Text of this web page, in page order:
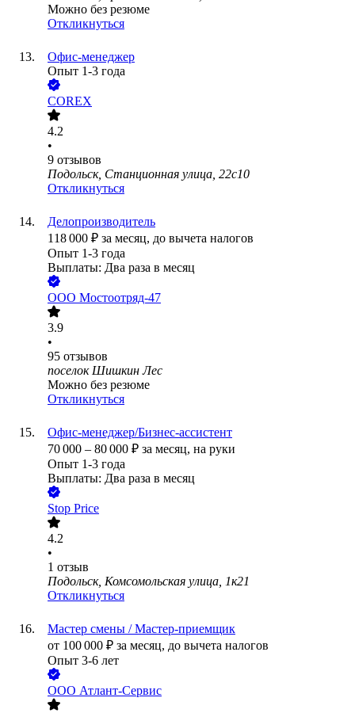
Можно без резюме
Откликнуться
Офис-менеджер
Опыт 1-3 года
COREX
4.2
•
9 отзывов
Подольск, Станционная улица, 22с10
Откликнуться
Делопроизводитель
118 000 ₽ за месяц, до вычета налогов
Опыт 1-3 года
Выплаты: Два раза в месяц
ООО Мостоотряд-47
3.9
•
95 отзывов
поселок Шишкин Лес
Можно без резюме
Откликнуться
Офис-менеджер/Бизнес-ассистент
70 000 – 80 000 ₽ за месяц, на руки
Опыт 1-3 года
Выплаты: Два раза в месяц
Stop Price
4.2
•
1 отзыв
Подольск, Комсомольская улица, 1к21
Откликнуться
Мастер смены / Мастер-приемщик
от 100 000 ₽ за месяц, до вычета налогов
Опыт 3-6 лет
ООО Атлант-Сервис